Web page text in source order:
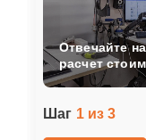
Шаг 1 из 3
Отвечайте
расчет